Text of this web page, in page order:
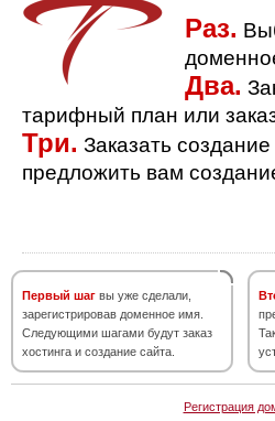
Раз.
Два.
тарифный план или
Три. Заказать
предложить вам
Первый шаг вы уже сделали,
зарегистрировав доменное имя.
Следующими шагами будут заказ
хостинга и создание сайта.
Регистрация